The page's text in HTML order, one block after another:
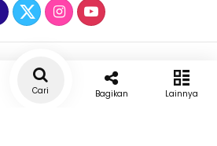
Pojok Publik All Rights Reserved
Cari Bagikan Lainnya